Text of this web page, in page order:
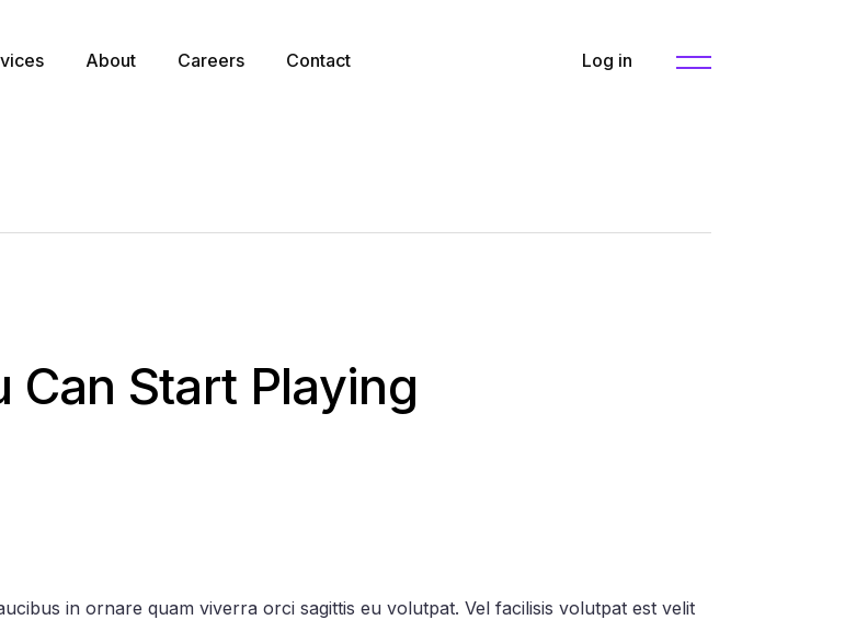
About Careers Contact Log in
Can Start Playing
in ornare quam viverra orci sagittis eu volutpat. Vel facilisis volutpat est velit